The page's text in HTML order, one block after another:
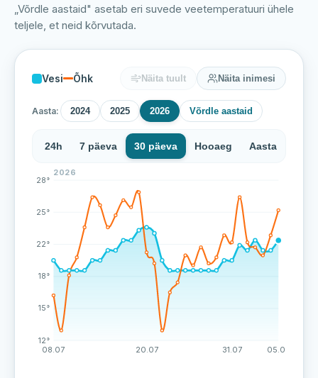
„Võrdle aastaid" asetab eri suvede veetemperatuuri ühele
teljele, et neid kõrvutada.
Vesi Õhk Näita tuult Näita inimesi
Aasta: 2024 2025 2026 Võrdle aastaid
24h 7 päeva 30 päeva Hooaeg Aasta
Sindi ranna veetemperatuur on viimase 71
12°
15°
18°
22°
25°
28°
08.07 20.07 31.07 05.08
2026